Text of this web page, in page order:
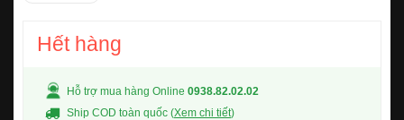
Hết hàng
Hỗ trợ mua hàng Online 0938.82.02.02
Ship COD toàn quốc (Xem chi tiết)